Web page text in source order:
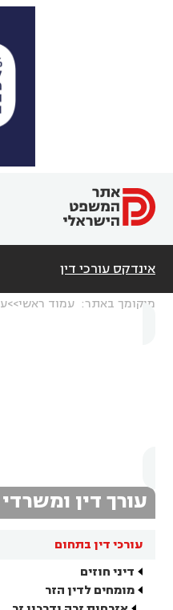
אינדקס עורכי דין
מיקומך באתר: עמוד ראשי
עורך דין
עורכי דין בתחום
דיני חוזים
מומחים לדין הזר